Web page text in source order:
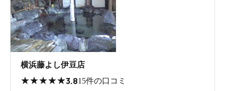
横浜藤よし伊豆店
★★★★★3.815件の口コミ